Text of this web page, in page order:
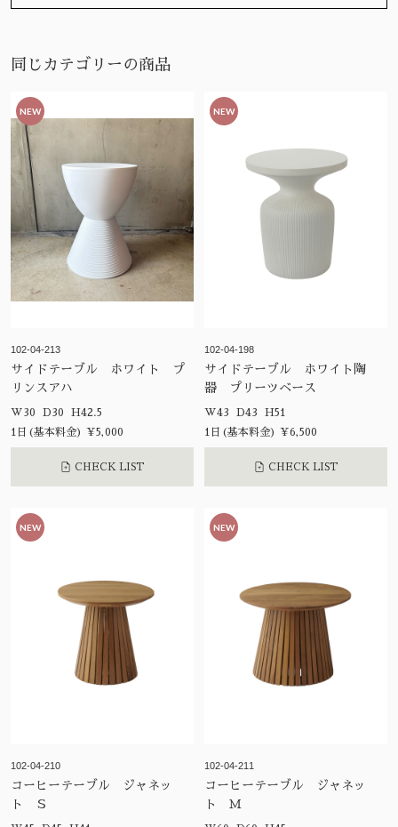
同じカテゴリーの商品
NEW
102-04-213
サイドテーブル ホワイト プ
リンスアハ
W30 D30 H42.5
1日(基本料金) ¥5,000
CHECK LIST
NEW
102-04-198
サイドテーブル ホワイト陶
器 プリーツベース
W43 D43 H51
1日(基本料金) ¥6,500
CHECK LIST
NEW
102-04-210
コーヒーテーブル ジャネッ
ト Ｓ
NEW
102-04-211
コーヒーテーブル ジャネッ
ト Ｍ